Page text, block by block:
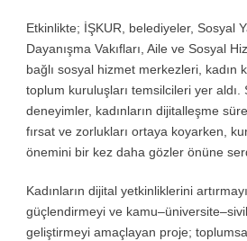
Etkinlikte; İŞKUR, belediyeler, Sosyal
Dayanışma Vakıfları, Aile ve Sosyal
bağlı sosyal hizmet merkezleri, kadın
toplum kuruluşları temsilcileri yer aldı.
deneyimler, kadınların dijitalleşme
fırsat ve zorlukları ortaya koyarken,
önemini bir kez daha gözler önüne
Kadınların dijital yetkinliklerini
güçlendirmeyi ve
geliştirmeyi amaçlayan proje; toplumsal